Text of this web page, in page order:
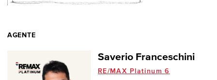
AGENTE
Saverio Franceschini
RE/MAX Platinum 6